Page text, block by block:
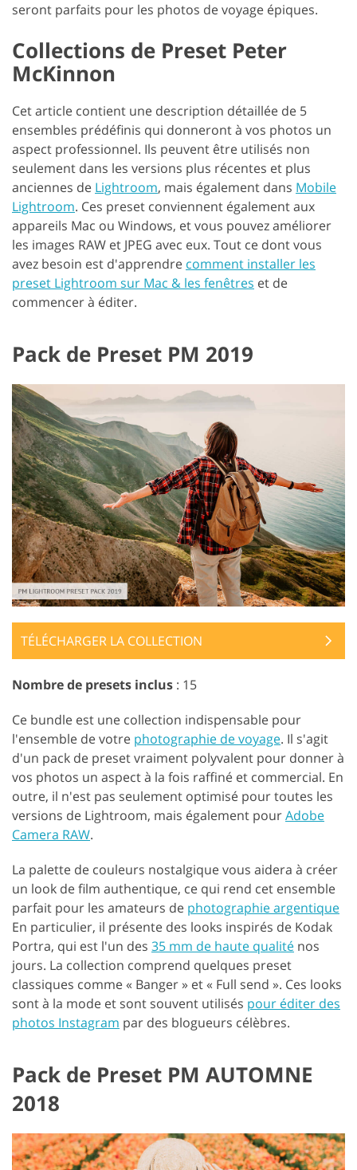
seront parfaits pour les photos de voyage épiques.
Collections de Preset Peter
McKinnon
Cet article contient une description détaillée de 5
ensembles prédéfinis qui donneront à vos photos un
aspect professionnel. Ils peuvent être utilisés non
seulement dans les versions plus récentes et plus
anciennes de Lightroom, mais également dans Mobile
Lightroom. Ces preset conviennent également aux
appareils Mac ou Windows, et vous pouvez améliorer
les images RAW et JPEG avec eux. Tout ce dont vous
avez besoin est d'apprendre comment installer les
preset Lightroom sur Mac & les fenêtres et de
commencer à éditer.
Pack de Preset PM 2019
TÉLÉCHARGER LA COLLECTION
Nombre de presets inclus : 15
Ce bundle est une collection indispensable pour
l'ensemble de votre photographie de voyage. Il s'agit
d'un pack de preset vraiment polyvalent pour donner à
vos photos un aspect à la fois raffiné et commercial. En
outre, il n'est pas seulement optimisé pour toutes les
versions de Lightroom, mais également pourAdobe
Camera RAW.
La palette de couleurs nostalgique vous aidera à créer
un look de film authentique, ce qui rend cet ensemble
parfait pour les amateurs de photographie argentique
En particulier, il présente des looks inspirés de Kodak
Portra, qui est l'un des 35 mm de haute qualité nos
jours. La collection comprend quelques preset
classiques comme « Banger » et « Full send ». Ces looks
sont à la mode et sont souvent utilisés pour éditer des
photos Instagram par des blogueurs célèbres.
Pack de Preset PM AUTOMNE
2018